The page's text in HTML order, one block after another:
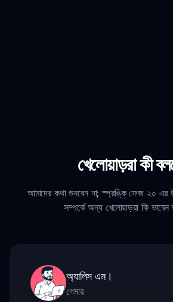
খেলোয়াড়রা কী
আমাদের কথা শুনবেন না; স্প্রঙ্কি ফেজ ২০ এর
সম্পর্কে অন্য খেলোয়াড়রা কি ভাবেন
অ্যালিস এম।
গেমার